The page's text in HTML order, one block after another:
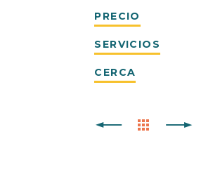
PRECIO
SERVICIOS
CERCA